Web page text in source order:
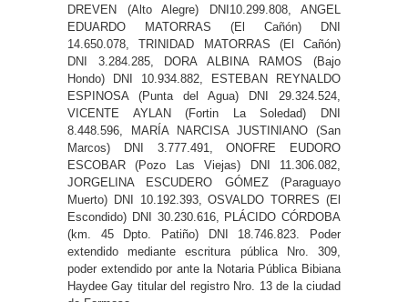
DREVEN (Alto Alegre) DNI10.299.808, ANGEL
EDUARDO MATORRAS (El Cañón) DNI
14.650.078, TRINIDAD MATORRAS (El Cañón)
DNI 3.284.285, DORA ALBINA RAMOS (Bajo
Hondo) DNI 10.934.882, ESTEBAN REYNALDO
ESPINOSA (Punta del Agua) DNI 29.324.524,
VICENTE AYLAN (Fortin La Soledad) DNI
8.448.596, MARÍA NARCISA JUSTINIANO (San
Marcos) DNI 3.777.491, ONOFRE EUDORO
ESCOBAR (Pozo Las Viejas) DNI 11.306.082,
JORGELINA ESCUDERO GÓMEZ (Paraguayo
Muerto) DNI 10.192.393, OSVALDO TORRES (El
Escondido) DNI 30.230.616, PLÁCIDO CÓRDOBA
(km. 45 Dpto. Patiño) DNI 18.746.823. Poder
extendido mediante escritura pública Nro. 309,
poder extendido por ante la Notaria Pública Bibiana
Haydee Gay titular del registro Nro. 13 de la ciudad